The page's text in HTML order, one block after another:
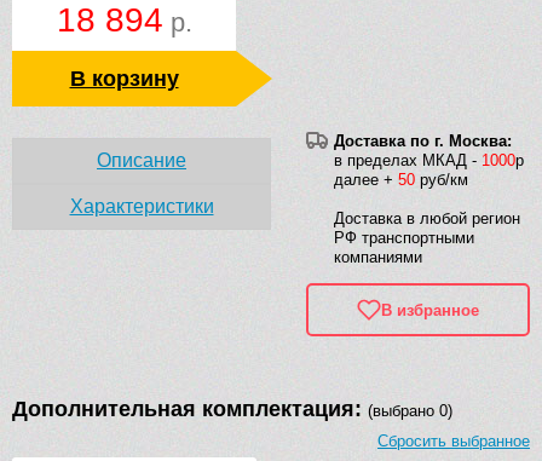
18 894 р.
В корзину
Доставка по г. Москва:
в пределах МКАД - 1000р
далее + 50 руб/км
Доставка в любой регион
РФ транспортными
компаниями
В избранное
Описание
Характеристики
Дополнительная комплектация: (выбрано 0)
Сбросить выбранное